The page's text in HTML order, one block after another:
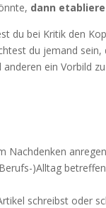
dann
du bei Kritik den
du jemand sein,
ein Vorbild
Nachdenken
)Alltag
schreibst oder